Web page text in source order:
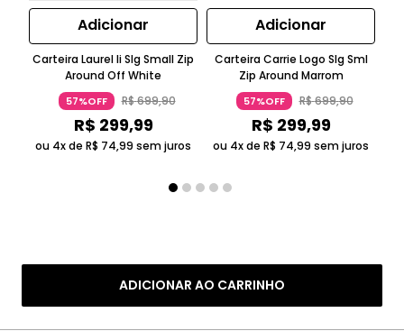
ADICIONAR AO CARRINHO
Adicionar
Carteira Laurel Ii Slg Small Zip
Around Off White
57%OFF R$699,90
R$ 299,99
ou 4x de R$ 74,99 sem juros
Adicionar
Carteira Carrie Logo Slg Sml
Zip Around Marrom
57%OFF R$699,90
R$ 299,99
ou 4x de R$ 74,99 sem juros